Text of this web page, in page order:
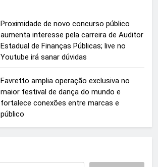
Proximidade de novo concurso público
aumenta interesse pela carreira de Auditor
Estadual de Finanças Públicas; live no
Youtube irá sanar dúvidas
Favretto amplia operação exclusiva no
maior festival de dança do mundo e
fortalece conexões entre marcas e
público